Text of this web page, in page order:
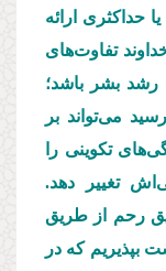
حداكثری ارائه
تفاوت‌های
رشد بشر باشد؛
می‌تواند بر
تكوینی را
تغییر دهد.
رحم از طریق
بپذیریم كه در